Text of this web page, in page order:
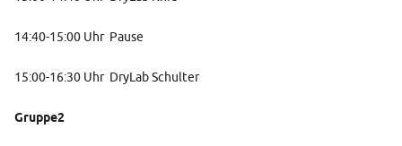
14:40-15:00 Uhr Pause
15:00-16:30 Uhr DryLab Schulter
Gruppe2